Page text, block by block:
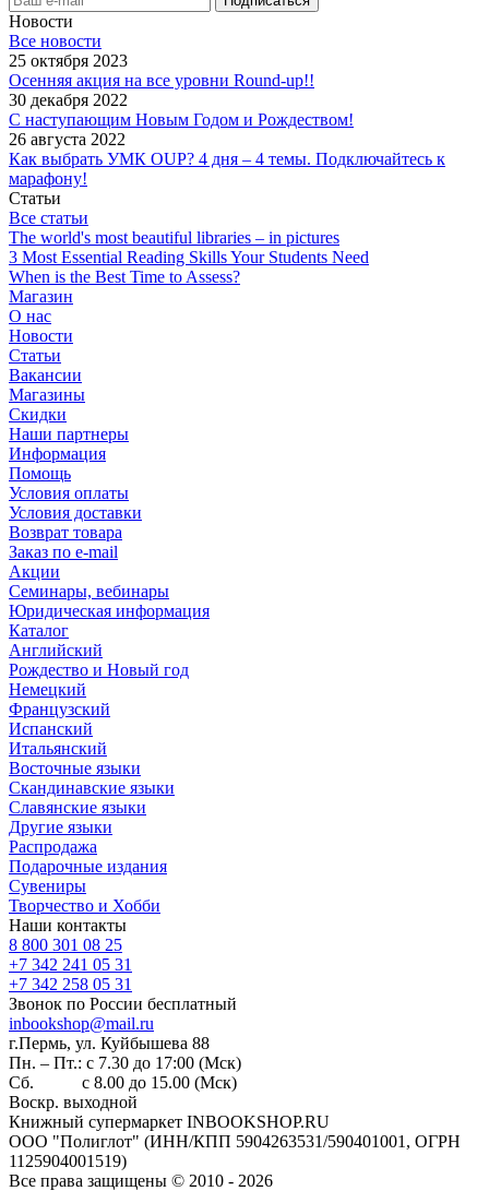
Новости
Все новости
25 октября 2023
Осенняя акция на все уровни Round-up!!
30 декабря 2022
С наступающим Новым Годом и Рождеством!
26 августа 2022
Как выбрать УМК OUP? 4 дня – 4 темы. Подключайтесь к
марафону!
Статьи
Все статьи
The world's most beautiful libraries – in pictures
3 Most Essential Reading Skills Your Students Need
When is the Best Time to Assess?
Магазин
О нас
Новости
Статьи
Вакансии
Магазины
Скидки
Наши партнеры
Информация
Помощь
Условия оплаты
Условия доставки
Возврат товара
Заказ по e-mail
Акции
Семинары, вебинары
Юридическая информация
Каталог
Английский
Рождество и Новый год
Немецкий
Французский
Испанский
Итальянский
Восточные языки
Скандинавские языки
Славянские языки
Другие языки
Распродажа
Подарочные издания
Сувениры
Творчество и Хобби
Наши контакты
8 800 301 08 25
+7 342 241 05 31
+7 342 258 05 31
Звонок по России бесплатный
inbookshop@mail.ru
г.Пермь, ул. Куйбышева 88
Пн. – Пт.: с 7.30 до 17:00 (Мск)
Сб. с 8.00 до 15.00 (Мск)
Воскр. выходной
Книжный супермаркет INBOOKSHOP.RU
ООО "Полиглот" (ИНН/КПП 5904263531/590401001, ОГРН
1125904001519)
Все права защищены © 2010 - 2026